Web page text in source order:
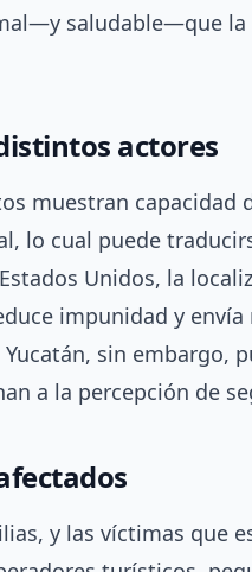
saludable—que la
actores
muestran capacidad
lo cual puede
Unidos, la
impunidad y envía
sin embargo,
a la percepción de
y las víctimas que